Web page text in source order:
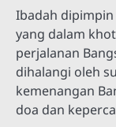
Ibadah dipimpin
yang dalam
perjalanan
dihalangi oleh
kemenangan
doa dan